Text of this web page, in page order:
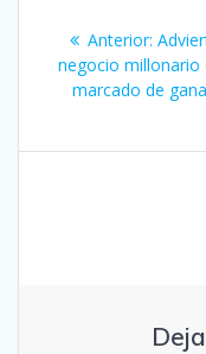
de
entradas
Anterior:
negocio millonario
marcado de